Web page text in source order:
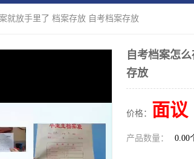
就放手里了 档案存放 自考档案存放
自考档案怎
存放
价格： 面议
产品数量： 0.00